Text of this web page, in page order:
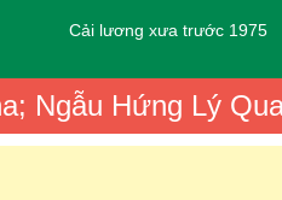
Cải lương xưa trước 1975
Ngẫu Hứng Lý